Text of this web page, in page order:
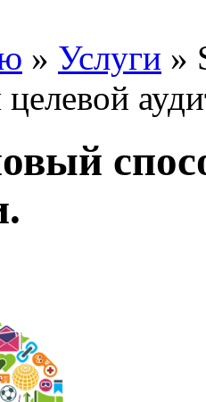
» Услуги »